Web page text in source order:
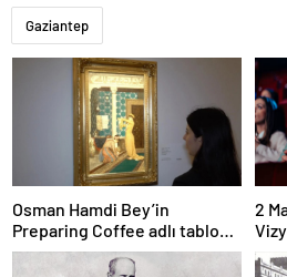
Gaziantep
Osman Hamdi Bey’in
Preparing Coffee adlı tablosu
75 milyon liraya satışa
sunuldu
2